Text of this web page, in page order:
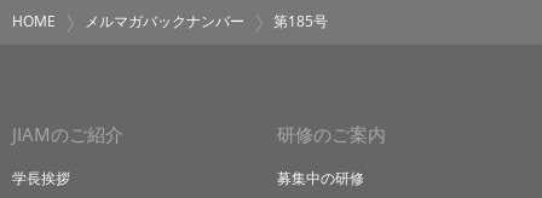
HOME メルマガバックナンバー 第185号
JIAMのご紹介
学長挨拶
研修のご案内
募集中の研修